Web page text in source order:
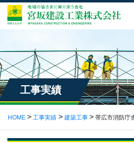
工事実績
HOME 工事実績 建築工事 帯広市消防庁